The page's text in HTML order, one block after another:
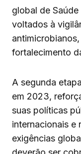
global de
voltados à
fortalecimento
A segunda
em 2023,
suas políticas
internacionais e
exigências